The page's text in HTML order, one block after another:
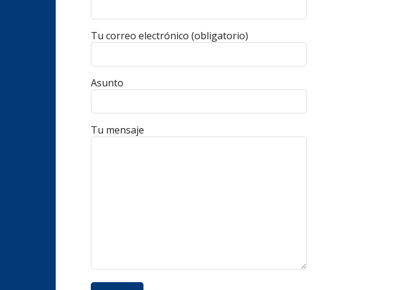
Tu correo electrónico (obligatorio)
Asunto
Tu mensaje